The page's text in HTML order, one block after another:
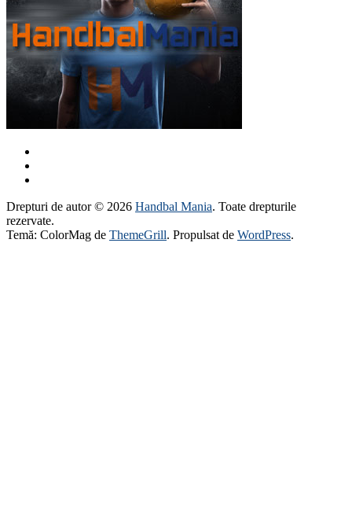
Drepturi de autor © 2026 Handbal Mania. Toate drepturile
rezervate.
Temă: ColorMag de ThemeGrill. Propulsat de WordPress.